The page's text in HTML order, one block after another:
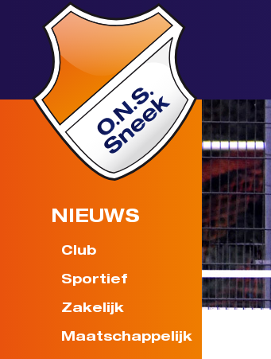
NIEUWS
Club
Sportief
Zakelijk
Maatschappelijk